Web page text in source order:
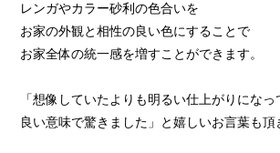
レンガやカラー砂利の色合いを
お家の外観と相性の良い色にすることで
お家全体の統一感を増すことができます。
「想像していたよりも明るい仕上がりになっ
良い意味で驚きました」と嬉しいお言葉も頂